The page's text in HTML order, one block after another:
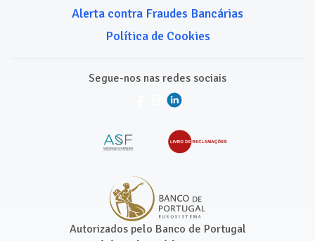
Alerta contra Fraudes Bancárias
Política de Cookies
Autorizados pelo Banco de Portugal
Segue-nos nas redes sociais